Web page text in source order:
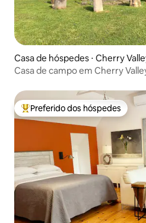
Casa de hóspedes ⋅ Cherry
Casa de campo em Cherry
Entre os melhores preferidos
Preferido dos hóspedes